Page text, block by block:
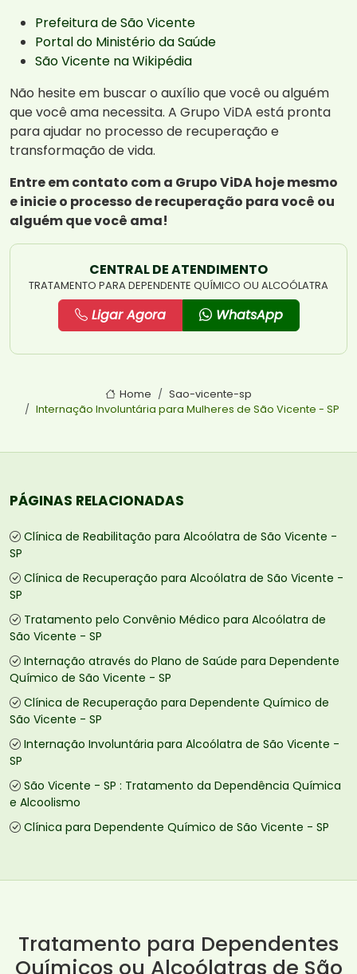
Prefeitura de São Vicente
Portal do Ministério da Saúde
São Vicente na Wikipédia
Não hesite em buscar o auxílio que você ou alguém
que você ama necessita. A Grupo ViDA está pronta
para ajudar no processo de recuperação e
transformação de vida.
Entre em contato com a Grupo ViDA hoje mesmo
e inicie o processo de recuperação para você ou
alguém que você ama!
CENTRAL DE ATENDIMENTO
TRATAMENTO PARA DEPENDENTE QUÍMICO OU ALCOÓLATRA
Ligar Agora WhatsApp
Home
Sao-vicente-sp
Internação Involuntária para Mulheres de São Vicente - SP
PÁGINAS RELACIONADAS
Clínica de Reabilitação para Alcoólatra de São Vicente -
SP
Clínica de Recuperação para Alcoólatra de São Vicente -
SP
Tratamento pelo Convênio Médico para Alcoólatra de
São Vicente - SP
Internação através do Plano de Saúde para Dependente
Químico de São Vicente - SP
Clínica de Recuperação para Dependente Químico de
São Vicente - SP
Internação Involuntária para Alcoólatra de São Vicente -
SP
São Vicente - SP : Tratamento da Dependência Química
e Alcoolismo
Clínica para Dependente Químico de São Vicente - SP
Tratamento para Dependentes
Químicos ou Alcoólatras de São